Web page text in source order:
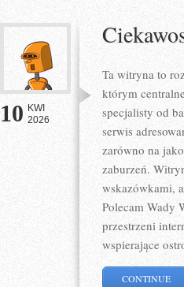
10 KWI
2026
Ta witryna to
którym
specjalisty od
serwis
zarówno na
zaburzeń.
wskazówkami,
Polecam Wady
przestrzeni
wspierające
CONTINUE